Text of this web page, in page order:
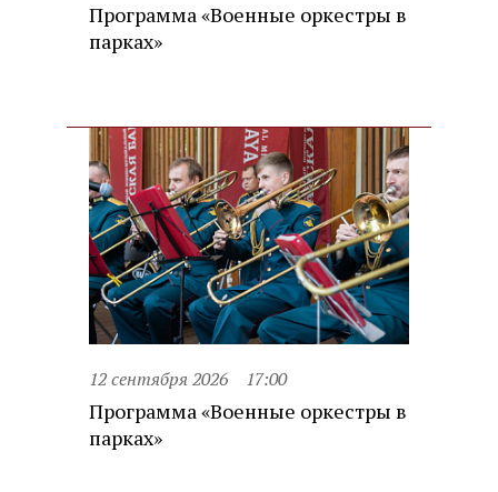
Программа «Военные оркестры в
парках»
12 сентября 2026 17:00
Программа «Военные оркестры в
парках»